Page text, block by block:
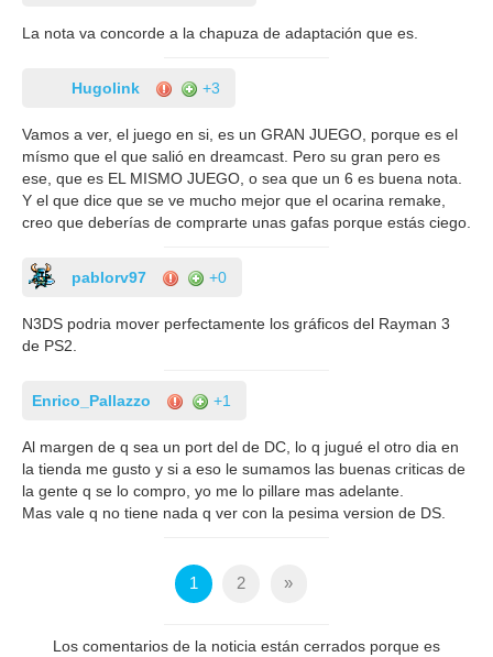
La nota va concorde a la chapuza de adaptación que es.
Hugolink +3
Vamos a ver, el juego en si, es un GRAN JUEGO, porque es el
mísmo que el que salió en dreamcast. Pero su gran pero es
ese, que es EL MISMO JUEGO, o sea que un 6 es buena nota.
Y el que dice que se ve mucho mejor que el ocarina remake,
creo que deberías de comprarte unas gafas porque estás ciego.
pablorv97 +0
N3DS podria mover perfectamente los gráficos del Rayman 3
de PS2.
Enrico_Pallazzo +1
Al margen de q sea un port del de DC, lo q jugué el otro dia en
la tienda me gusto y si a eso le sumamos las buenas criticas de
la gente q se lo compro, yo me lo pillare mas adelante.
Mas vale q no tiene nada q ver con la pesima version de DS.
1 2 »
Los comentarios de la noticia están cerrados porque es